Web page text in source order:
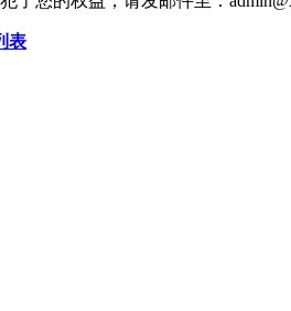
表